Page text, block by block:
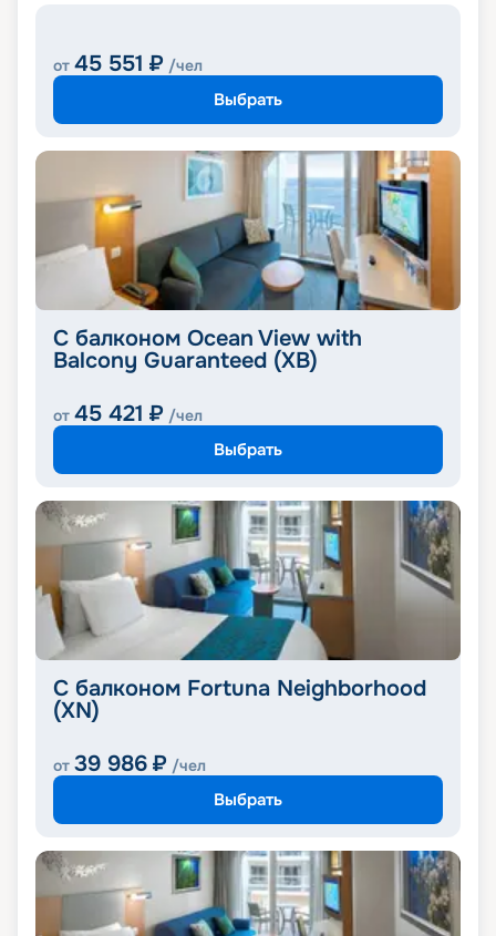
от 45 551 ₽ /чел
Выбрать
С балконом Ocean View with
Balcony Guaranteed (XB)
от 45 421 ₽ /чел
Выбрать
С балконом Fortuna Neighborhood
(XN)
от 39 986 ₽ /чел
Выбрать